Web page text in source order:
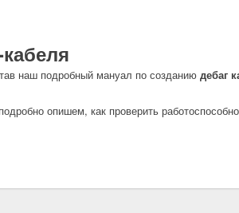
наш подробный мануал по созданию дебаг
опишем, как проверить